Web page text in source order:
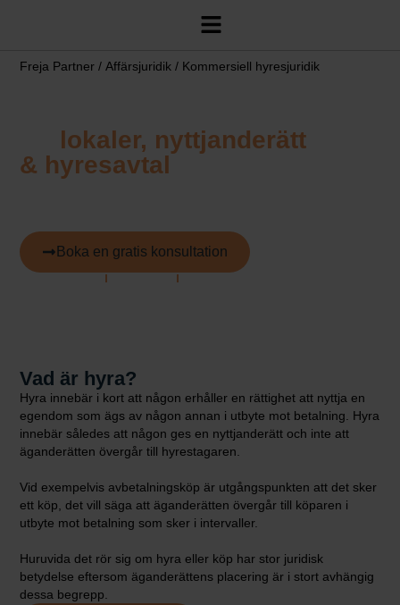
Freja Partner /Affärsjuridik / Kommersiell hyresjuridik
lokaler, nyttjanderätt
& hyresavtal
Boka en gratis konsultation
Vad är hyra?
Hyra innebär i kort att någon erhåller en rättighet att nyttja en
egendom som ägs av någon annan i utbyte mot betalning. Hyra
innebär således att någon ges en nyttjanderätt och inte att
äganderätten övergår till hyrestagaren.
Vid exempelvis avbetalningsköp är utgångspunkten att det sker
ett köp, det vill säga att äganderätten övergår till köparen i
utbyte mot betalning som sker i intervaller.
Huruvida det rör sig om hyra eller köp har stor juridisk
betydelse eftersom äganderättens placering är i stort avhängig
dessa begrepp.